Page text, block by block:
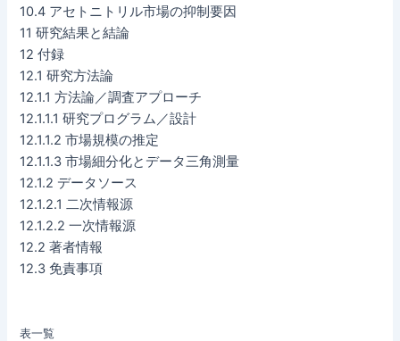
10.4 アセトニトリル市場の抑制要因
11 研究結果と結論
12 付録
12.1 研究方法論
12.1.1 方法論／調査アプローチ
12.1.1.1 研究プログラム／設計
12.1.1.2 市場規模の推定
12.1.1.3 市場細分化とデータ三角測量
12.1.2 データソース
12.1.2.1 二次情報源
12.1.2.2 一次情報源
12.2 著者情報
12.3 免責事項
表一覧